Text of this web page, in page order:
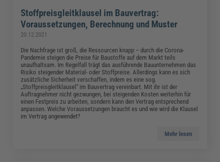
Stoffpreisgleitklausel im Bauvertrag:
Voraussetzungen, Berechnung und Muster
20.12.2021
Die Nachfrage ist groß, die Ressourcen knapp – durch die Corona-
Pandemie steigen die Preise für Baustoffe auf dem Markt teils
unaufhaltsam. Im Regelfall trägt das ausführende Bauunternehmen das
Risiko steigender Material- oder Stoffpreise. Allerdings kann es sich
zusätzliche Sicherheit verschaffen, indem es eine sog.
„Stoffpreisgleitklausel“ im Bauvertrag vereinbart. Mit ihr ist der
Auftragnehmer nicht gezwungen, bei steigenden Kosten weiterhin für
einen Festpreis zu arbeiten, sondern kann den Vertrag entsprechend
anpassen. Welche Voraussetzungen braucht es und wie wird die Klausel
im Vertrag angewendet?
Mehr lesen